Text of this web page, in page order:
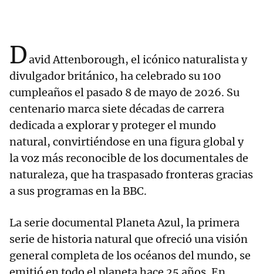
David Attenborough, el icónico naturalista y
divulgador británico, ha celebrado su 100
cumpleaños el pasado 8 de mayo de 2026. Su
centenario marca siete décadas de carrera
dedicada a explorar y proteger el mundo
natural, convirtiéndose en una figura global y
la voz más reconocible de los documentales de
naturaleza, que ha traspasado fronteras gracias
a sus programas en la BBC.
La serie documental Planeta Azul, la primera
serie de historia natural que ofreció una visión
general completa de los océanos del mundo, se